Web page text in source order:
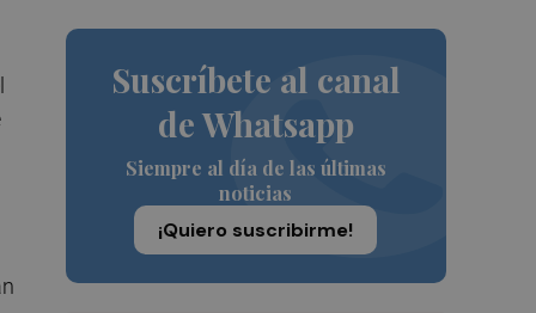
Suscríbete al canal
de Whatsapp
Siempre al día de las últimas
noticias
¡Quiero suscribirme!